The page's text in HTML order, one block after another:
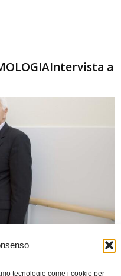
tecnologie come i cookie per
a
0
dialogo ripercorre i principali